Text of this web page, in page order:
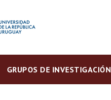
GRUPOS DE INVESTIGACIÓN